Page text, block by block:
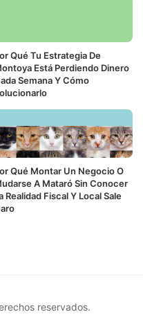
Qué Tu Estrategia De
Está Perdiendo Dinero
Semana Y Cómo
Qué Montar Un Negocio O
A Mataró Sin Conocer
Realidad Fiscal Y Local Sale
reservados.